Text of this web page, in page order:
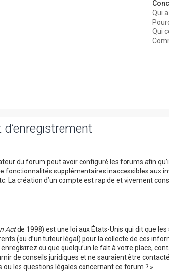
Qui
Qui
du forum peut avoir configuré les forums afin
fonctionnalités supplémentaires inaccessibles aux
La création d’un compte est rapide et vivement
Actde 1998) est une loi aux États-Unis qui dit que
(ou d’un tuteur légal) pour la collecte de ces
ou que quelqu’un le fait à votre place,
de conseils juridiques et ne sauraient être
les questions légales concernant ce forum ? ».